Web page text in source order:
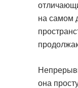
на самом
она